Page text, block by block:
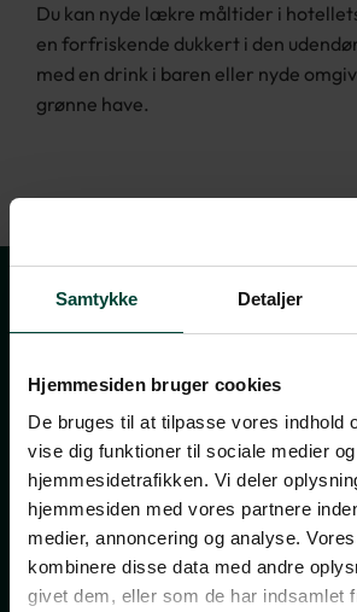
Samtykke Detaljer
Hjemmesiden bruger cookies
De bruges til at tilpasse vores indhold
vise dig funktioner til sociale medier
hjemmesidetrafikken. Vi deler
hjemmesiden med vores partnere
medier, annoncering og analyse.
kombinere disse data med andre
givet dem, eller som de har indsamlet
Du kan nyde lækre måltider i
en forfriskende dukkert i den
med en drink i baren eller nyde
grønne have.
Tilmeld dig vores
nyhedsbrev
TILMELD NYHEDSBREV
FÅ INSPIRATION, TILBUD OG
REJSEEVENTS
Bliv opdateret med de bedste tilbud,
invitationer til gratis rejseforedrag,